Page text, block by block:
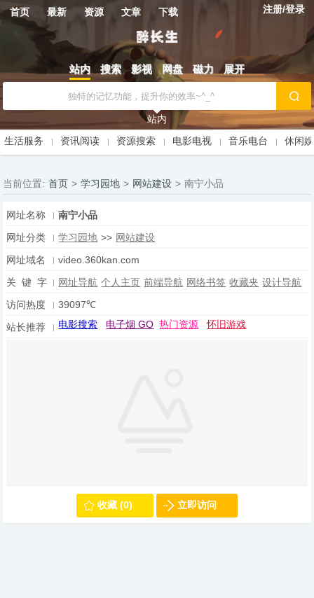
首页 最新 资源 文章 下载 注册/登录
站内 搜索 影视 网盘 磁力 展开
站内
生活服务
资讯阅读 资源搜索 电影电视 音乐电台 休闲
当前位置: 首页 > 学习园地 > 网站建设 > 南宁小品
网址名称
南宁小品
网址分类
学习园地 >> 网站建设
网址域名
video.360kan.com
关 键 字
网址导航 个人主页 前端导航 网络书签 收藏夹 设计导航
访问热度
39097℃
站长推荐
电影搜索 电子烟 GO 热门资源 怀旧游戏
收藏 (0) 立即访问